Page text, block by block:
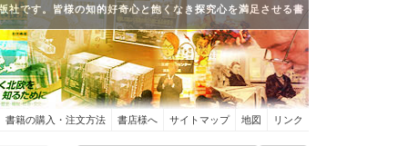
社です。皆様の知的好奇心と飽くなき探究心を満足させる書
書籍の購入・注文方法 書店様へ サイトマップ 地図 リンク